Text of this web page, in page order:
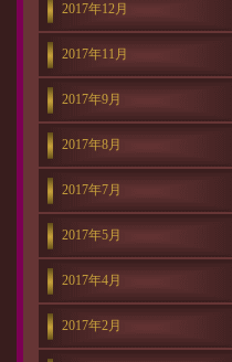
2017年12月
2017年11月
2017年9月
2017年8月
2017年7月
2017年5月
2017年4月
2017年2月